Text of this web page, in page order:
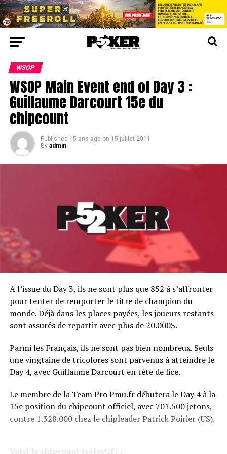
center>
WSOP
WSOP Main Event end of Day 3 :
Guillaume Darcourt 15e du
chipcount
Published 15 ans ago on 15 juillet 2011
By admin
A l’issue du Day 3, ils ne sont plus que 852 à s’affronter
pour tenter de remporter le titre de champion du
monde. Déjà dans les places payées, les joueurs restants
sont assurés de repartir avec plus de 20.000$.
Parmi les Français, ils ne sont pas bien nombreux. Seuls
une vingtaine de tricolores sont parvenus à atteindre le
Day 4, avec Guillaume Darcourt en tête de lice.
Le membre de la Team Pro Pmu.fr débutera le Day 4 à la
15e position du chipcount officiel, avec 701.500 jetons,
contre 1.328.000 chez le chipleader Patrick Poirier (US).
Voici le chipcount (sélectif) :